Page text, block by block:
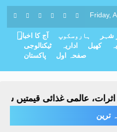
Friday,
آج کا اخبار ہاروسکوپ شہر
ٹیکنالوجی
اداریہ کھیل
پاکستان
صفحہ اول
عالمی غذائی قیمتیں
ترین